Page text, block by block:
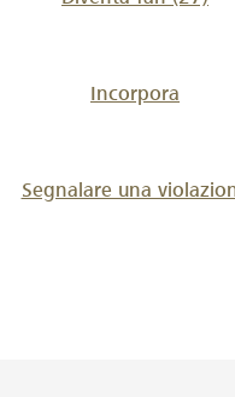
Incorpora
Segnalare una